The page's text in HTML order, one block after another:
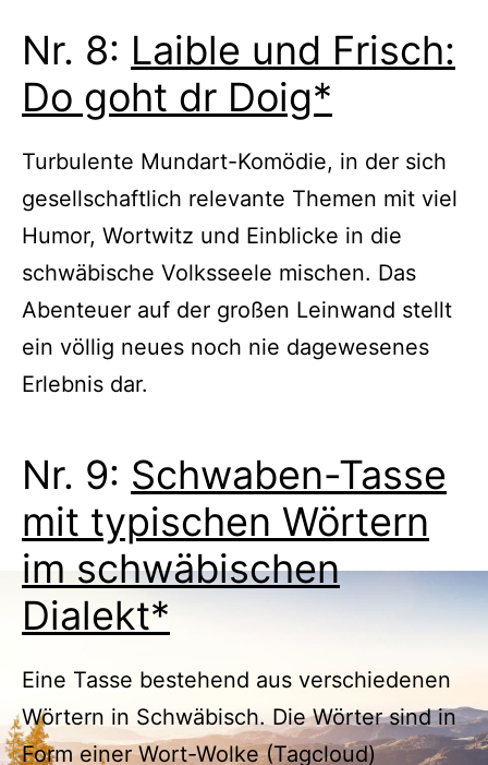
Nr. 8: Laible und Frisch:
Do goht dr Doig*
Turbulente Mundart-Komödie, in der sich
gesellschaftlich relevante Themen mit viel
Humor, Wortwitz und Einblicke in die
schwäbische Volksseele mischen. Das
Abenteuer auf der großen Leinwand stellt
ein völlig neues noch nie dagewesenes
Erlebnis dar.
Nr. 9: Schwaben-Tasse
mit typischen Wörtern
im schwäbischen
Dialekt*
Eine Tasse bestehend aus verschiedenen
Wörtern in Schwäbisch. Die Wörter sind in
Form einer Wort-Wolke (Tagcloud)